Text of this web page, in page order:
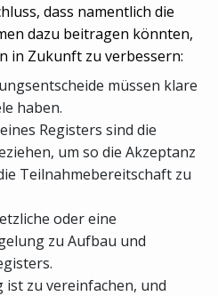
dass namentlich die
dazu beitragen könnten,
in Zukunft zu verbessern:
müssen klare
haben.
Registers sind die
um so die Akzeptanz
Teilnahmebereitschaft zu
oder eine
zu Aufbau und
ist zu vereinfachen, und